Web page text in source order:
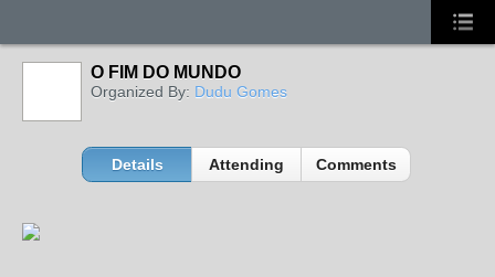
O FIM DO MUNDO
Organized By: Dudu Gomes
Details Attending Comments